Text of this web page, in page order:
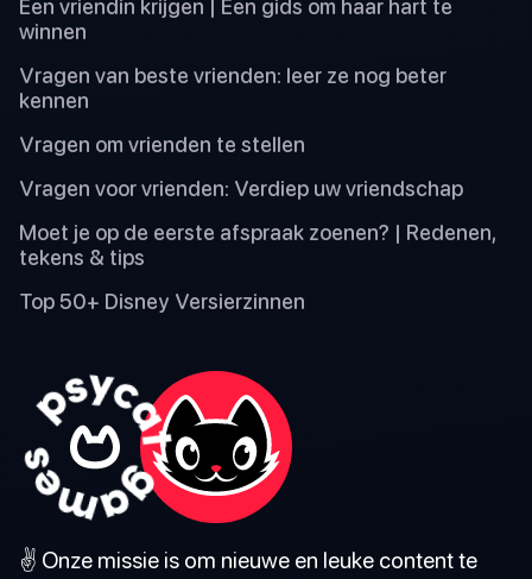
Een vriendin krijgen | Een gids om haar hart te
winnen
Vragen van beste vrienden: leer ze nog beter
kennen
Vragen om vrienden te stellen
Vragen voor vrienden: Verdiep uw vriendschap
Moet je op de eerste afspraak zoenen? | Redenen,
tekens & tips
Top 50+ Disney Versierzinnen
✌️ Onze missie is om nieuwe en leuke content te